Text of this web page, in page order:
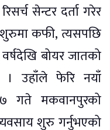
सेन्टर दर्ता गरेर
कफी, त्यसपछि
बोयर जातको
। उहाँले फेरि नयाँ
गते मकवानपुरको
शुरु गर्नुभएको